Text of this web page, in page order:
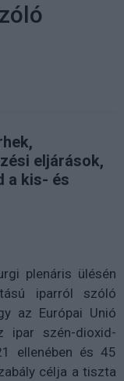
eljárások,
a kis- és
plenáris ülésén
iparról szóló
az Európai Unió
ipar szén-dioxid-
ellenében és 45
célja a tiszta